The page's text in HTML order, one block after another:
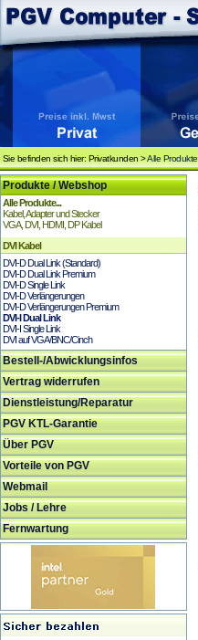
Sie befinden sich hier: Privatkunden >Alle Produkte
Produkte / Webshop
Alle Produkte...
Kabel, Adapter und Stecker
VGA, DVI, HDMI, DP Kabel
DVI Kabel
DVI-D Dual Link (Standard)
DVI-D Dual Link Premium
DVI-D Single Link
DVI-D Verlängerungen
DVI-D Verlängerungen Premium
DVI-I Dual Link
DVI-I Single Link
DVI auf VGA/BNC/Cinch
Bestell-/Abwicklungsinfos
Vertrag widerrufen
Dienstleistung/Reparatur
PGV KTL-Garantie
Über PGV
Vorteile von PGV
Webmail
Jobs / Lehre
Fernwartung